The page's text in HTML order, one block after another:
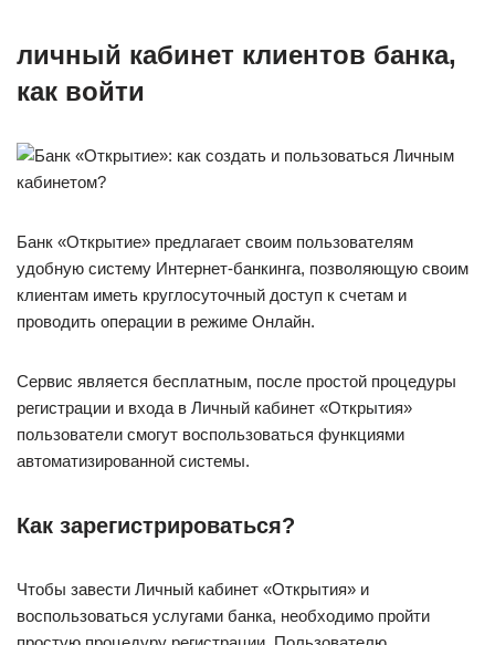
личный кабинет клиентов банка,
как войти
Банк «Открытие» предлагает своим пользователям
удобную систему Интернет-банкинга, позволяющую своим
клиентам иметь круглосуточный доступ к счетам и
проводить операции в режиме Онлайн.
Сервис является бесплатным, после простой процедуры
регистрации и входа в Личный кабинет «Открытия»
пользователи смогут воспользоваться функциями
автоматизированной системы.
Как зарегистрироваться?
Чтобы завести Личный кабинет «Открытия» и
воспользоваться услугами банка, необходимо пройти